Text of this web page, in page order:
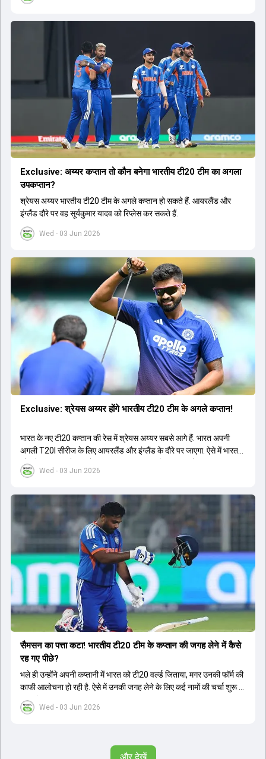
Wed - 03 Jun 2026
Exclusive: अय्यर कप्तान तो कौन बनेगा भारतीय टी20 टीम का अगला
उपकप्तान?
श्रेयस अय्यर भारतीय टी20 टीम के अगले कप्तान हो सकते हैं. आयरलैंड और
इंग्लैंड दौरे पर वह सूर्यकुमार यादव को रिप्लेस कर सकते हैं.
Wed - 03 Jun 2026
Exclusive: श्रेयस अय्यर होंगे भारतीय टी20 टीम के अगले कप्तान!
भारत के नए टी20 कप्तान की रेस में श्रेयस अय्यर सबसे आगे हैं. भारत अपनी
अगली T20I सीरीज के लिए आयरलैंड और इंग्लैंड के दौरे पर जाएगा. ऐसे में भारत
को श्रेयस अय्यर के रूप में एक नया T20I कप्तान मिल सकता है.
Wed - 03 Jun 2026
सैमसन का पत्ता कटा! भारतीय टी20 टीम के कप्तान की जगह लेने में कैसे
रह गए पीछे?
भले ही उन्होंने अपनी कप्तानी में भारत को टी20 वर्ल्ड जिताया, मगर उनकी फॉर्म की
काफी आलोचना हो रही है. ऐसे में उनकी जगह लेने के लिए कई नामों की चर्चा शुरू हो
चुकी है.